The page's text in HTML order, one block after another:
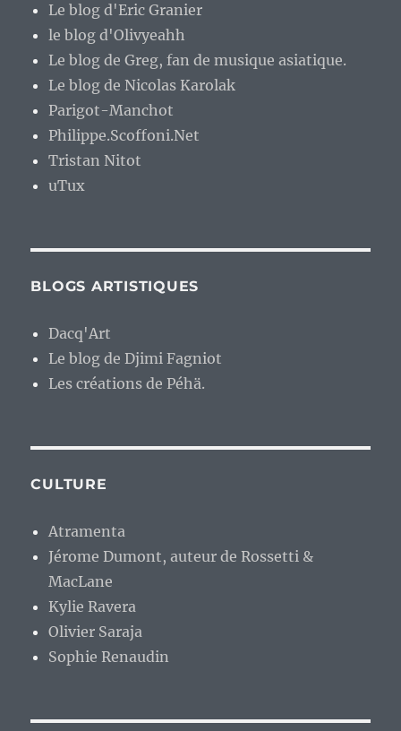
Le blog d'Eric Granier
le blog d'Olivyeahh
Le blog de Greg, fan de musique asiatique.
Le blog de Nicolas Karolak
Parigot-Manchot
Philippe.Scoffoni.Net
Tristan Nitot
uTux
BLOGS ARTISTIQUES
Dacq'Art
Le blog de Djimi Fagniot
Les créations de Péhä.
CULTURE
Atramenta
Jérome Dumont, auteur de Rossetti &
MacLane
Kylie Ravera
Olivier Saraja
Sophie Renaudin